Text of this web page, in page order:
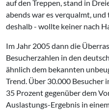
auf den Treppen, stand in
abends war es verqualmt,
deshalb - wollte keiner nach
Im Jahr 2005 dann die
Besucherzahlen in den
ähnlich dem bekannten
Trend. Über 30.000 Besucher
35 Prozent gegenüber dem
Auslastungs-Ergebnis in